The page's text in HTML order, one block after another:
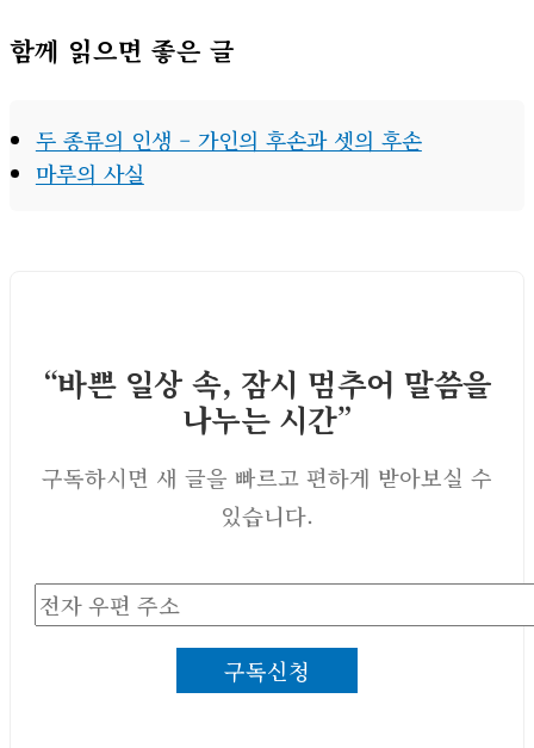
함께 읽으면 좋은 글
두 종류의 인생 – 가인의 후손과 셋의 후손
마루의 사실
“바쁜 일상 속, 잠시 멈추어 말씀을
나누는 시간”
구독하시면 새 글을 빠르고 편하게 받아보실 수
있습니다.
전
구독신청